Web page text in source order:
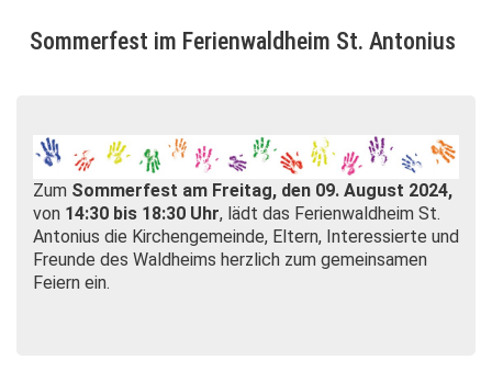
Sommerfest im Ferienwaldheim St. Antonius
Zum Sommerfest am Freitag, den 09. August 2024,
von 14:30 bis 18:30 Uhr, lädt das Ferienwaldheim St.
Antonius die Kirchengemeinde, Eltern, Interessierte und
Freunde des Waldheims herzlich zum gemeinsamen
Feiern ein.